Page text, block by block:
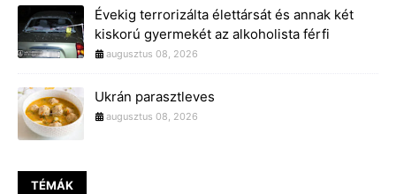
Évekig terrorizálta élettársát és annak két
kiskorú gyermekét az alkoholista férfi
augusztus 08, 2026
Ukrán parasztleves
augusztus 08, 2026
TÉMÁK